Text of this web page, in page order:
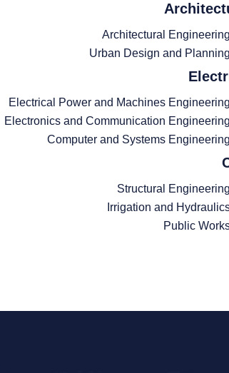
Architectural
Urban Design and
Electrical Power and Machines
Electronics and Communication
Computer and Systems
Structural
Irrigation and
Public